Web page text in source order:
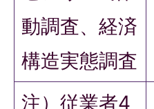
動調査、経済
構造実態調査
注）従業者4